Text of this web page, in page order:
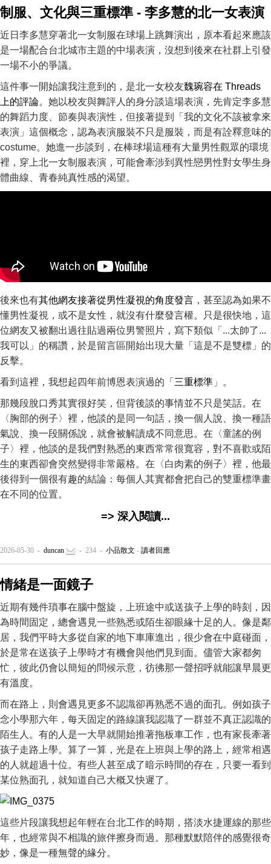
制服、文化與三重標準 - 李多慧的北一女表演
近日李多慧穿著北一女制服在球場上跳舞演出，原本看起來應該
是一場配合台北城市主題的中場表演，沒想到後來在社群上引發
一場不小的爭議。
這件事一開始讓我注意到的，是北一女校友魏琬容在 Threads
上的評論。她以校友與舞評人的身分談這場表演，先肯定李多慧
的舞蹈力度、節奏與表演性，但接著提到「我的文化不該被拿來
表演」這個概念，認為表演服裝不只是服裝，而是有詮釋意味的
costume。她進一步談到，在棒球場這種有大量男性觀眾的環境
裡，穿上北一女制服表演，可能會牽涉到異性戀男性對女學生身
體曲線、青春純真性感的渴望。
後來也有其他網友接著從男性凝視的角度發言 ，甚至認為如果不
懂男性凝視，或不是女性，就沒有什麼發言權。只是很快地，這
位網友又被翻出過往貼過兩位男警照片，寫下類似「...太帥了...
我可以」的稱讚，於是留言區開始出現大量「這是不是雙標」的
反擊。
看到這裡，我想起四年前博恩表演過的「 三重標準 」。
那幾段脫口秀其實很好笑，但背後談的事情並不只是笑話。在
〈胸部的例子〉裡，他談的是同一句話，換一個人說、換一種語
氣說、換一段關係說，就會被解讀成不同意思。在〈童謠的例
子〉裡，他談的是我們對熟悉的東西常常很寬容，對不喜歡或陌
生的東西卻會突然變得非常嚴格。在〈白肉素的例子〉裡，他最
後得到一個很有趣的結論：每個人其實都會把自己的雙重標準畫
在不同的位置。
=> 深入閱讀...
2026-05-30 - duncan - 234 - 小品散文 - 讀者回應
情緒是一面鏡子
近期有幾件瑣事在腦中盤旋，上班途中或送孩子上學的時刻，因
為時間固定，總會遇見一些熟悉或陌生卻眼緣十足的人。像是鄰
居，我們平時大多從自家的地下車庫進出，很少會在中庭碰面，
於是常在送孩子上學時才有機會與他們見到面。儘管大家都匆
忙，彼此仍會以簡短的問候示意，彷彿那一聲招呼就能讓早晨更
有溫度。
而在路上，則會遇見更多不認識卻再熟悉不過的面孔。例如孩子
念小學那六年，每天固定的路線讓我認識了一群並不真正認識的
陌生人。有的人是一大早就開始推著拖板車工作，也有家長牽著
孩子走路上學。算了一算，光是在上班與上學的路上，經常相遇
的人就超過十位。有些人甚至成了暗示時間的存在，只要一看到
某位熟面孔，就知道自己大概又快遲了。
這些片段讓我想起年輕在台北工作的時期，搭淡水捷運線的那些
年，也經常與不相識的旅伴擦身而過。那種默默陪伴的感覺很奇
妙，像是一種無聲的緣分。